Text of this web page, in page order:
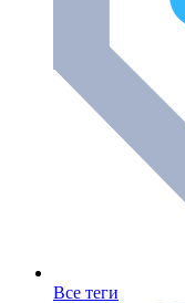
Все теги